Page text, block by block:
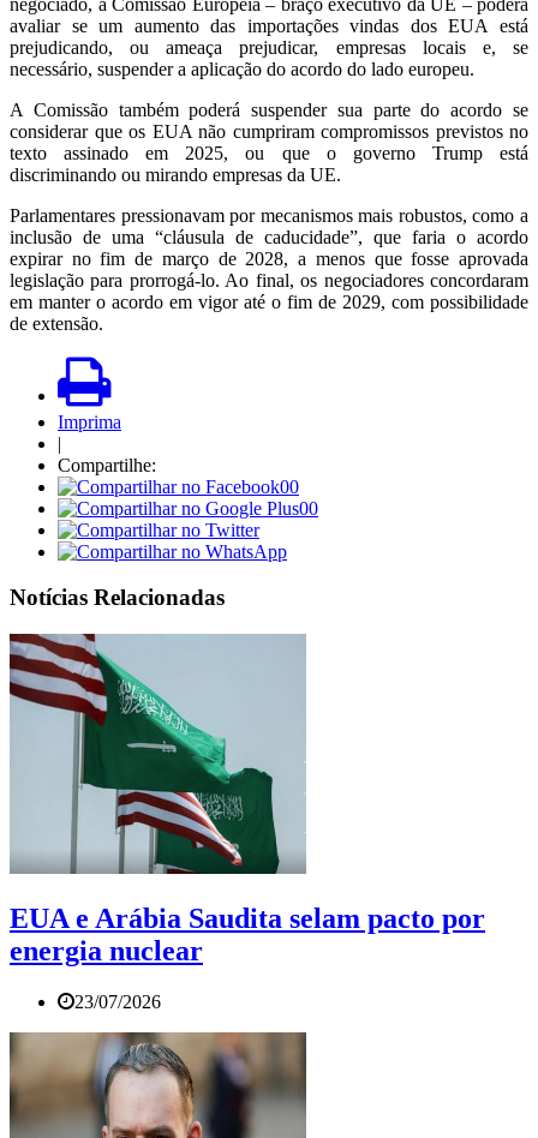
avaliar se um aumento das importações vindas dos EUA está
prejudicando, ou ameaça prejudicar, empresas locais e, se
necessário, suspender a aplicação do acordo do lado europeu.
A Comissão também poderá suspender sua parte do acordo se
considerar que os EUA não cumpriram compromissos previstos no
texto assinado em 2025, ou que o governo Trump está
discriminando ou mirando empresas da UE.
Parlamentares pressionavam por mecanismos mais robustos, como a
inclusão de uma “cláusula de caducidade”, que faria o acordo
expirar no fim de março de 2028, a menos que fosse aprovada
legislação para prorrogá-lo. Ao final, os negociadores concordaram
em manter o acordo em vigor até o fim de 2029, com possibilidade
de extensão.
Imprima
|
Compartilhe:
00
00
Notícias Relacionadas
EUA e Arábia Saudita selam pacto por
energia nuclear
23/07/2026